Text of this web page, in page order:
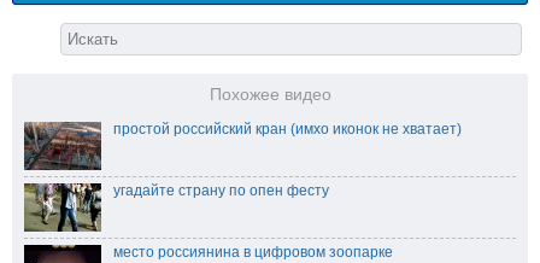
Похожее видео
простой российский кран (имхо иконок не хватает)
угадайте страну по опен фесту
место россиянина в цифровом зоопарке